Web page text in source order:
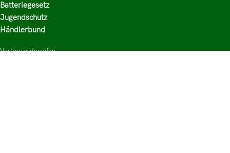
Batteriegesetz
Jugendschutz
Händlerbund
Vertrag widerrufen